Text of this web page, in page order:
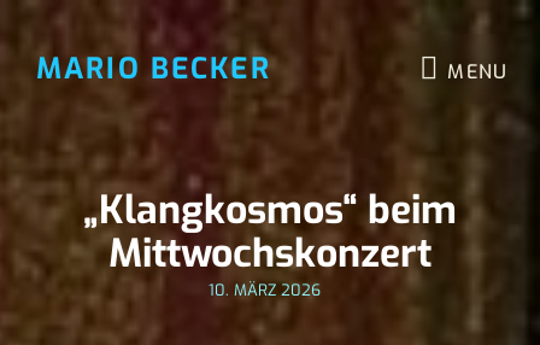
MARIO BECKER MENU
„Klangkosmos“ beim
Mittwochskonzert
10. MÄRZ 2026